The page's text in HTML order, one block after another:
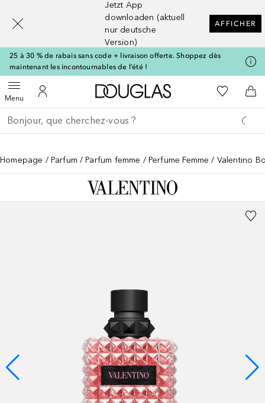
Jetzt App
downloaden (aktuell
nur deutsche
Version)
AFFICHER
25 à 30 % de rabais sans code + livraison offerte. Shoppez dès
maintenant les incontournables de l’été !
MenuOuvrir le menuVers Mon Compte
Vers l'accueil Douglas
Vers Ma
Retourner
Exécuter la recherche
Homepage Parfum Parfum femme Perfume Femme Valentino
[navigation.slideout.screenreader]